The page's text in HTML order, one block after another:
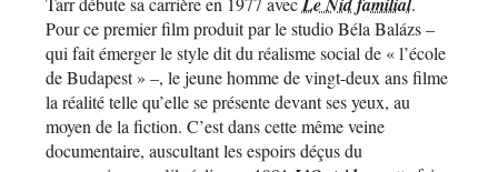
Pour ce premier film produit par le studio Béla Balázs –
qui fait émerger le style dit du réalisme social de « l’école
de Budapest » –, le jeune homme de vingt-deux ans filme
la réalité telle qu’elle se présente devant ses yeux, au
moyen de la fiction. C’est dans cette même veine
documentaire, auscultant les espoirs déçus du